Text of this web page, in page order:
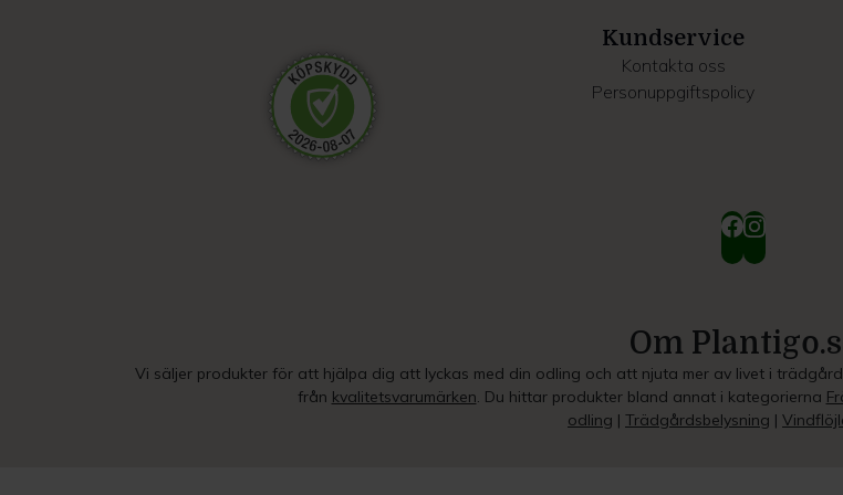
Kundservice
Kontakta oss
Personuppgiftspolicy
Om
Vi säljer produkter för att hjälpa dig att lyckas med din odling och att njuta mer av livet i
från kvalitetsvarumärken. Du hittar produkter bland annat i kategorierna
odling | Trädgårdsbelysning |